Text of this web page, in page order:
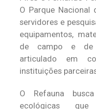
O Parque Nacional
servidores e
equipamentos,
de campo e de
articulado em
instituições
O Refauna
ecológicas